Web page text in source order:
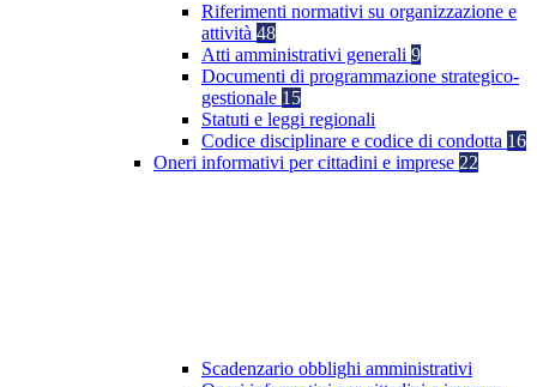
Riferimenti normativi su organizzazione e
attività 48
Atti amministrativi generali 9
Documenti di programmazione strategico-
gestionale 15
Statuti e leggi regionali
Codice disciplinare e codice di condotta 16
Oneri informativi per cittadini e imprese 22
Scadenzario obblighi amministrativi